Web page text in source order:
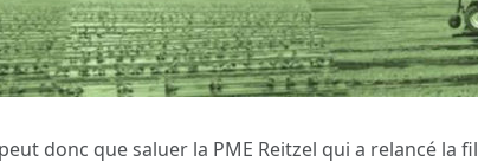
donc que saluer la PME Reitzel qui a relancé la